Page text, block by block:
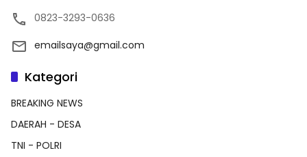
0823-3293-0636
emailsaya@gmail.com
Kategori
BREAKING NEWS
DAERAH - DESA
TNI - POLRI